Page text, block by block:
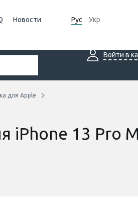
Рус Укр
Новости
Войти в
для Apple
iPhone 13 Pro